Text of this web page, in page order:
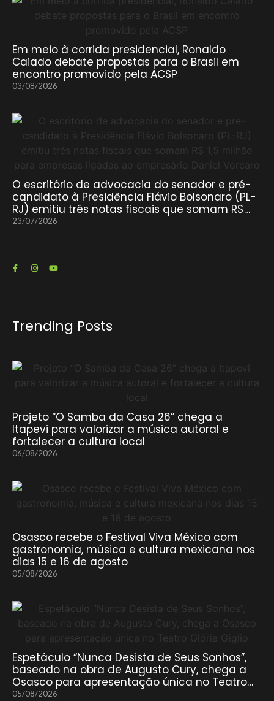
Em meio à corrida presidencial, Ronaldo
Caiado debate propostas para o Brasil em
encontro promovido pela ACSP
03/08/2026
O escritório de advocacia do senador e pré-
candidato à Presidência Flávio Bolsonaro (PL-
RJ) emitiu três notas fiscais que somam R$…
23/07/2026
Trending Posts
Projeto “O Samba da Casa 26” chega a
Itapevi para valorizar a música autoral e
fortalecer a cultura local
06/08/2026
Osasco recebe o Festival Viva México com
gastronomia, música e cultura mexicana nos
dias 15 e 16 de agosto
05/08/2026
Espetáculo “Nunca Desista de Seus Sonhos”,
baseado na obra de Augusto Cury, chega a
Osasco para apresentação única no Teatro…
05/08/2026